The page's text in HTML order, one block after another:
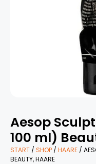
Aesop
100 ml)
START / SHOP / HAARE /
BEAUTY, HAARE